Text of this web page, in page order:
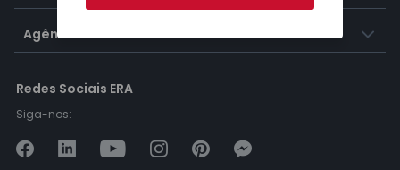
Agências ERA
Redes Sociais ERA
Siga-nos: